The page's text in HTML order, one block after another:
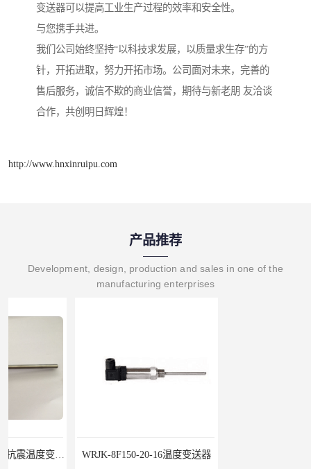
变送器可以提高工业生产过程的效率和安全性。
与您携手共进。
我们公司始终坚持“以科技求发展，以质量求生存”的方
针，开拓进取，努力开拓市场。公司面对未来，完善的
售后服务，诚信不欺的商业信誉，期待与新老朋 友洽谈
合作，共创明日辉煌！
http://www.hnxinruipu.com
产品推荐
Development, design, production and sales in one of the
manufacturing enterprises
WRJK-8F150-20-16温度变送器